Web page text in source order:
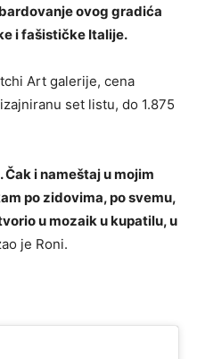
ovog gradića
i fašističke Italije.
Art galerije, cena
set listu, do 1.875
i nameštaj u mojim
po zidovima, po svemu,
u mozaik u kupatilu, u
je Roni.